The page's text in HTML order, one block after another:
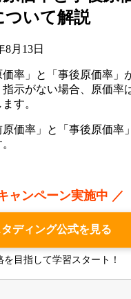
ついて解説
8月13日
率」と「事後原価率」
示がない場合、原価率
す。
価率」と「事後原価率
ャンペーン実施中 ／
タディング公式を見る
を目指して学習スタート！